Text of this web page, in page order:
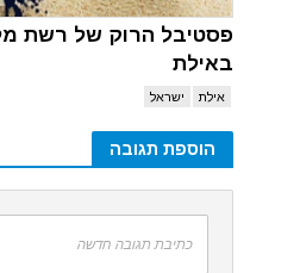
פסטיבל הרוק של רשת
באילת
אילת ישראל
הוספת תגובה
כתיבת תגובה חדשה